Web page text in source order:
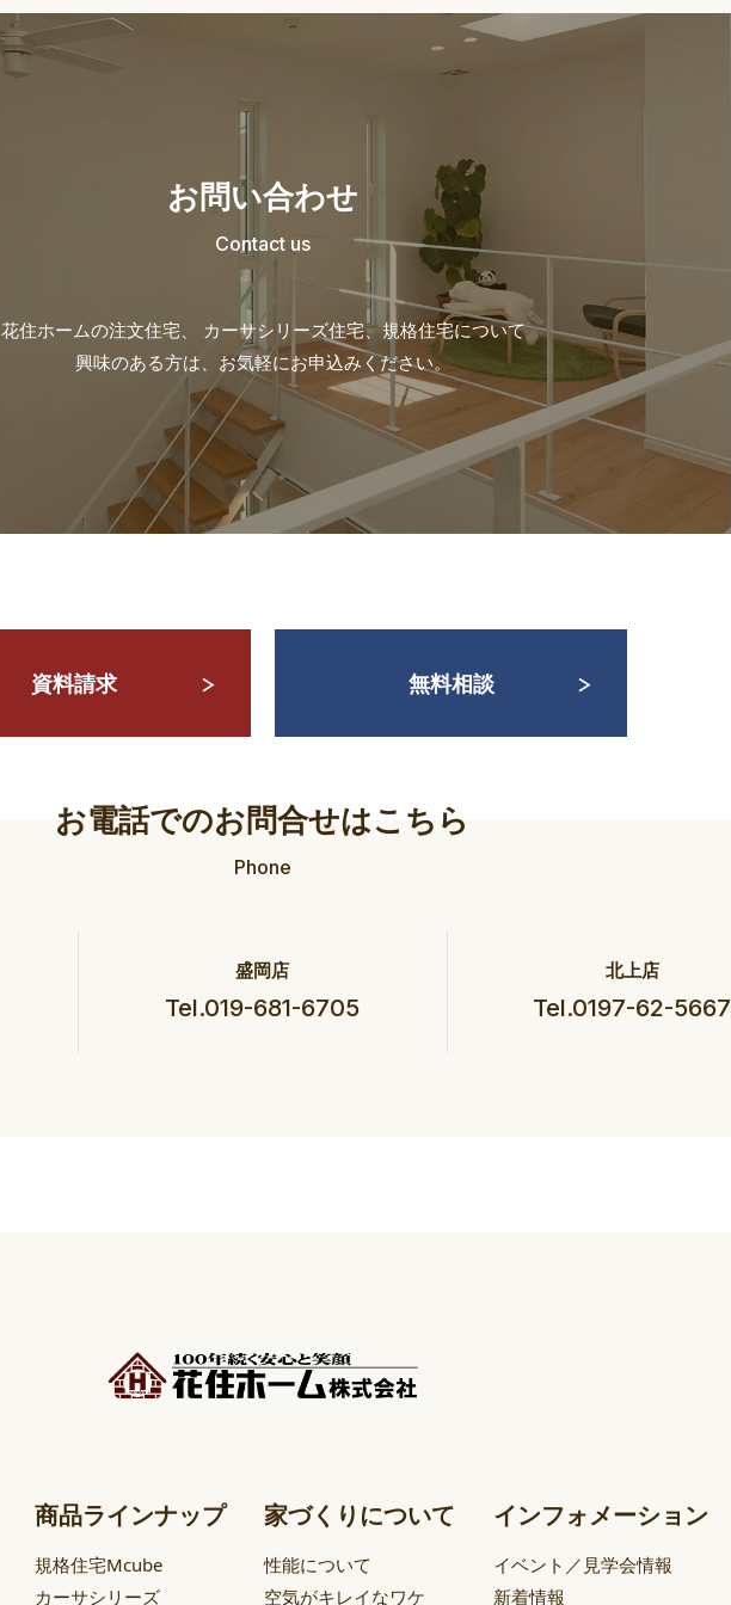
お問い合わせ
Contact us
花住ホームの注文住宅、 カーサシリーズ住宅、規格住宅について
興味のある方は、お気軽にお申込みください。
資料請求 無料相談
お電話でのお問合せはこちら
Phone
盛岡店
Tel.019-681-6705
北上店
Tel.0197-62-5667
商品ラインナップ
規格住宅Mcube
カーサシリーズ
家づくりについて
性能について
空気がキレイなワケ
インフォメーション
イベント／見学会情報
新着情報